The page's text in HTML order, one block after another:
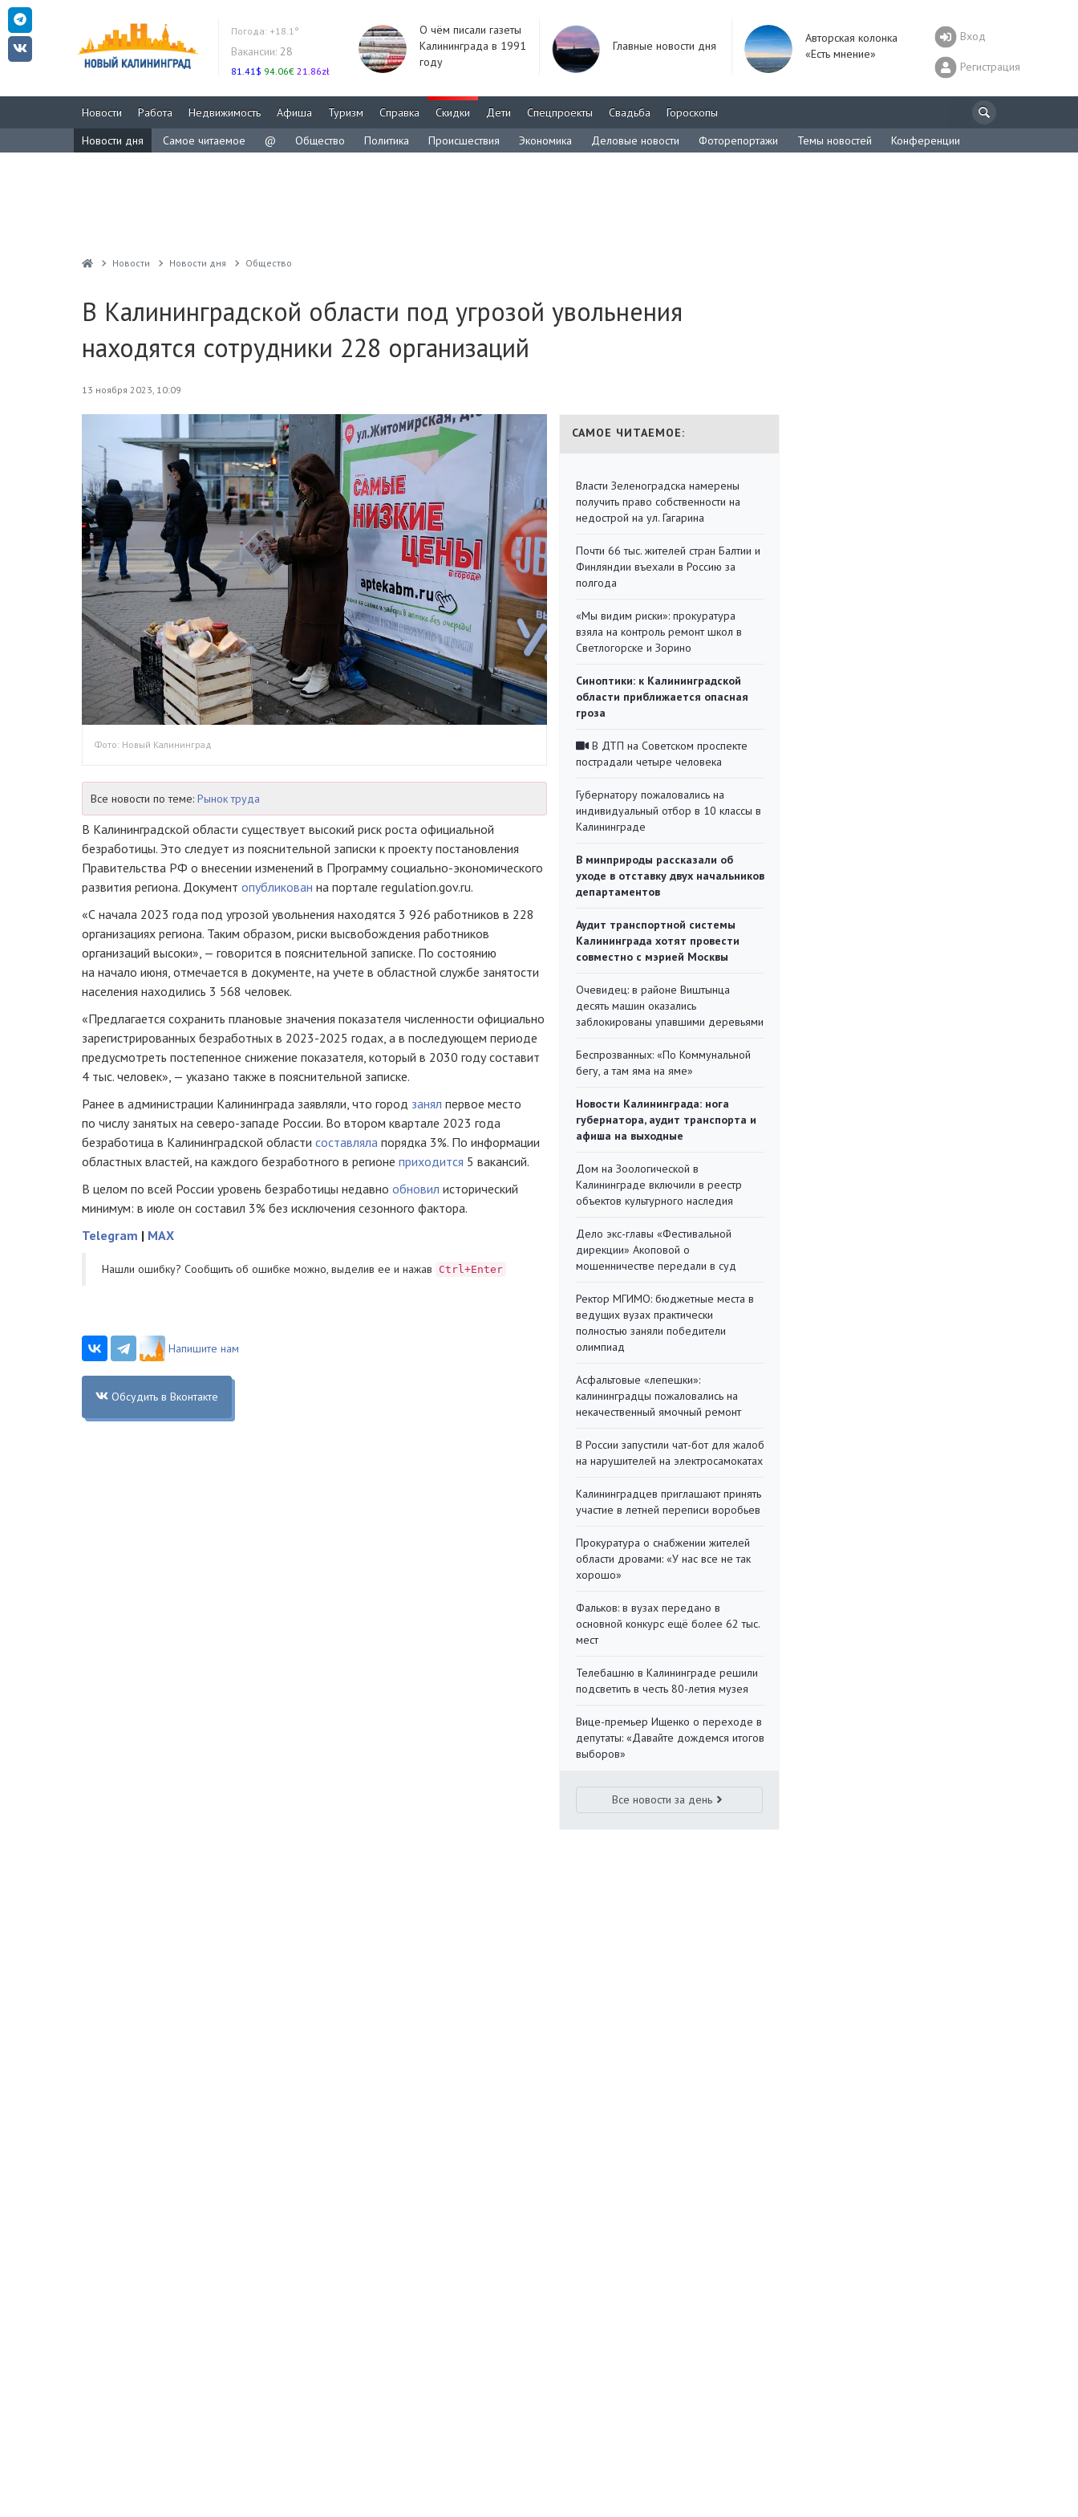
Погода: +18.1°
Вакансии: 28
81.41$ 94.06€ 21.86zł
О чём писали газеты
Калининграда в 1991
году
Главные новости дня
Авторская колонка
«Есть мнение»
Вход
Регистрация
Новости Работа Недвижимость Афиша Туризм Справка Скидки Дети Спецпроекты Свадьба
Гороскопы
Новости дня
Самое читаемое @ Общество Политика Происшествия Экономика Деловые новости Фоторепортажи Темы новостей Конференции
Новости Новости дня Общество
В Калининградской области под угрозой увольнения
находятся сотрудники 228 организаций
13 ноября 2023, 10:09
Фото: Новый Калининград
Все новости по теме: Рынок труда
В Калининградской области существует высокий риск роста официальной
безработицы. Это следует из пояснительной записки к проекту постановления
Правительства РФ о внесении изменений в Программу социально-экономического
развития региона. Документ опубликован на портале regulation.gov.ru.
«С начала 2023 года под угрозой увольнения находятся ‎3 926 работников в 228
организациях региона. Таким образом, риски высвобождения работников
организаций высоки», — говорится в пояснительной записке. По состоянию
на начало июня, отмечается в документе, на учете ‎в областной службе занятости
населения находились ‎3 568 человек.
«Предлагается сохранить плановые значения показателя численности официально
зарегистрированных безработных ‎в 2023-2025 годах, а в последующем периоде
предусмотреть постепенное снижение показателя, который в 2030 году составит
4 тыс. человек», — указано также в пояснительной записке.
Ранее в администрации Калининграда заявляли, что город занял первое место
по числу занятых на северо-западе России. Во втором квартале 2023 года
безработица в Калининградской области составляла порядка 3%. По информации
областных властей, на каждого безработного в регионе приходится 5 вакансий.
В целом по всей России уровень безработицы недавно обновил исторический
минимум: в июле он составил 3% без исключения сезонного фактора.
Telegram | MAX
Нашли ошибку? Cообщить об ошибке можно, выделив ее и нажав Ctrl+Enter
Напишите нам
Обсудить в Вконтакте
САМОЕ ЧИТАЕМОЕ:
Власти Зеленоградска намерены
получить право собственности на
недострой на ул. Гагарина
Почти 66 тыс. жителей стран Балтии и
Финляндии въехали в Россию за
полгода
«Мы видим риски»: прокуратура
взяла на контроль ремонт школ в
Светлогорске и Зорино
Синоптики: к Калининградской
области приближается опасная
гроза
В ДТП на Советском проспекте
пострадали четыре человека
Губернатору пожаловались на
индивидуальный отбор в 10 классы в
Калининграде
В минприроды рассказали об
уходе в отставку двух начальников
департаментов
Аудит транспортной системы
Калининграда хотят провести
совместно с мэрией Москвы
Очевидец: в районе Виштынца
десять машин оказались
заблокированы упавшими деревьями
Беспрозванных: «По Коммунальной
бегу, а там яма на яме»
Новости Калининграда: нога
губернатора, аудит транспорта и
афиша на выходные
Дом на Зоологической в
Калининграде включили в реестр
объектов культурного наследия
Дело экс-главы «Фестивальной
дирекции» Акоповой о
мошенничестве передали в суд
Ректор МГИМО: бюджетные места в
ведущих вузах практически
полностью заняли победители
олимпиад
Асфальтовые «лепешки»:
калининградцы пожаловались на
некачественный ямочный ремонт
В России запустили чат-бот для жалоб
на нарушителей на электросамокатах
Калининградцев приглашают принять
участие в летней переписи воробьев
Прокуратура о снабжении жителей
области дровами: «У нас все не так
хорошо»
Фальков: в вузах передано в
основной конкурс ещё более 62 тыс.
мест
Телебашню в Калининграде решили
подсветить в честь 80-летия музея
Вице-премьер Ищенко о переходе в
депутаты: «Давайте дождемся итогов
выборов»
Все новости за день